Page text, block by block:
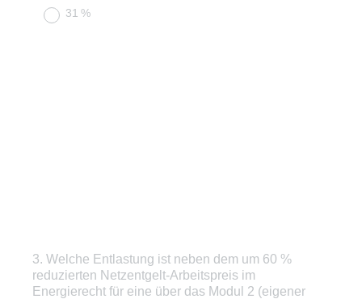
31 %
Question
Title
3. Welche Entlastung ist neben dem um 60 %
reduzierten Netzentgelt-Arbeitspreis im
Energierecht für eine über das Modul 2 (eigener